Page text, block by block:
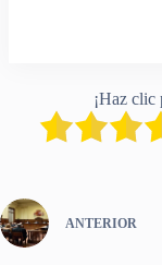
¡Haz clic
ANTERIOR